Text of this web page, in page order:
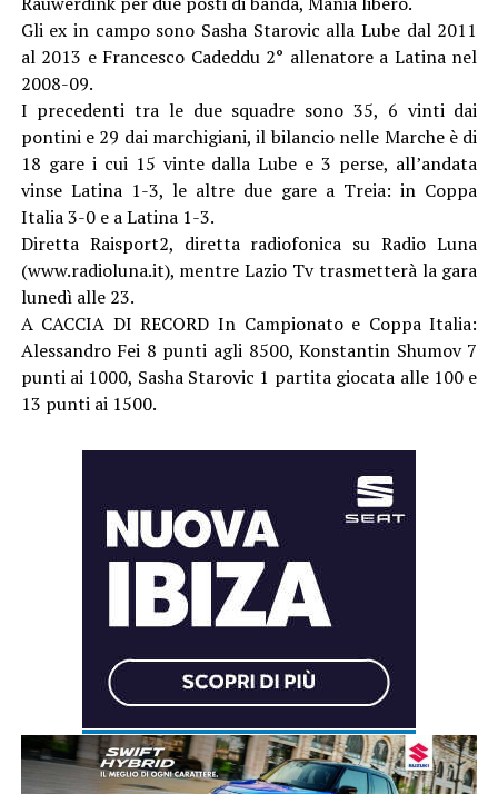
Gli ex in campo sono Sasha Starovic alla Lube dal 2011
al 2013 e Francesco Cadeddu 2° allenatore a Latina nel
2008-09.
I precedenti tra le due squadre sono 35, 6 vinti dai
pontini e 29 dai marchigiani, il bilancio nelle Marche è di
18 gare i cui 15 vinte dalla Lube e 3 perse, all’andata
vinse Latina 1-3, le altre due gare a Treia: in Coppa
Italia 3-0 e a Latina 1-3.
Diretta Raisport2, diretta radiofonica su Radio Luna
(www.radioluna.it), mentre Lazio Tv trasmetterà la gara
lunedì alle 23.
A CACCIA DI RECORD In Campionato e Coppa Italia:
Alessandro Fei 8 punti agli 8500, Konstantin Shumov 7
punti ai 1000, Sasha Starovic 1 partita giocata alle 100 e
13 punti ai 1500.